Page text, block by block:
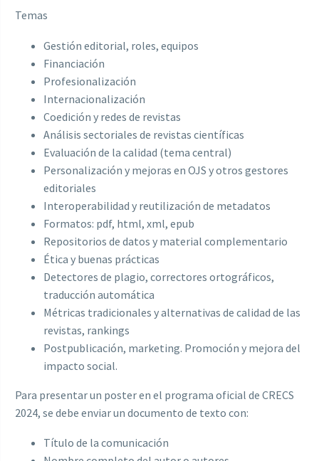
Temas
Gestión editorial, roles, equipos
Financiación
Profesionalización
Internacionalización
Coedición y redes de revistas
Análisis sectoriales de revistas científicas
Evaluación de la calidad (tema central)
Personalización y mejoras en OJS y otros gestores
editoriales
Interoperabilidad y reutilización de metadatos
Formatos: pdf, html, xml, epub
Repositorios de datos y material complementario
Ética y buenas prácticas
Detectores de plagio, correctores ortográficos,
traducción automática
Métricas tradicionales y alternativas de calidad de las
revistas, rankings
Postpublicación, marketing. Promoción y mejora del
impacto social.
Para presentar un poster en el programa oficial de CRECS
2024, se debe enviar un documento de texto con:
Título de la comunicación